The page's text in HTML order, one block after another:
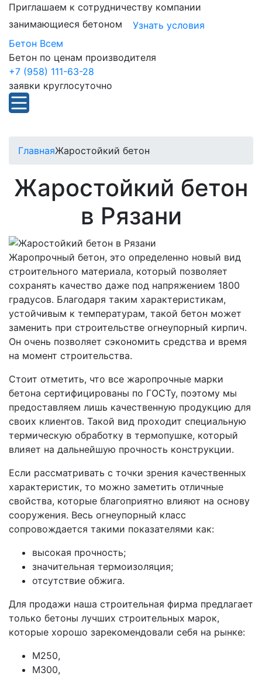
Приглашаем к сотрудничеству компании
занимающиеся бетоном
Узнать условия
Бетон Всем
Бетон по ценам производителя
+7 (958) 111-63-28
заявки круглосуточно
ГлавнаяЖаростойкий бетон
Жаростойкий бетон
в Рязани
Жаропрочный бетон, это определенно новый вид
строительного материала, который позволяет
сохранять качество даже под напряжением 1800
градусов. Благодаря таким характеристикам,
устойчивым к температурам, такой бетон может
заменить при строительстве огнеупорный кирпич.
Он очень позволяет сэкономить средства и время
на момент строительства.
Стоит отметить, что все жаропрочные марки
бетона сертифицированы по ГОСТу, поэтому мы
предоставляем лишь качественную продукцию для
своих клиентов. Такой вид проходит специальную
термическую обработку в термопушке, который
влияет на дальнейшую прочность конструкции.
Если рассматривать с точки зрения качественных
характеристик, то можно заметить отличные
свойства, которые благоприятно влияют на основу
сооружения. Весь огнеупорный класс
сопровождается такими показателями как:
высокая прочность;
значительная термоизоляция;
отсутствие обжига.
Для продажи наша строительная фирма предлагает
только бетоны лучших строительных марок,
которые хорошо зарекомендовали себя на рынке:
М250,
М300,